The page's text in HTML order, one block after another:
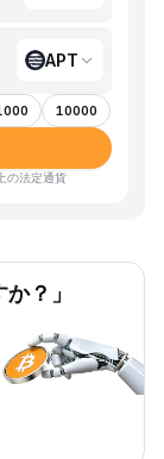
APT
10000
の法定通貨
？」